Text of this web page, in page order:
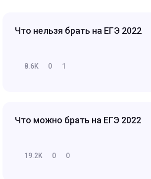
Что нельзя брать на ЕГЭ 2022
8.6K 0 1
Что можно брать на ЕГЭ 2022
19.2K 0 0